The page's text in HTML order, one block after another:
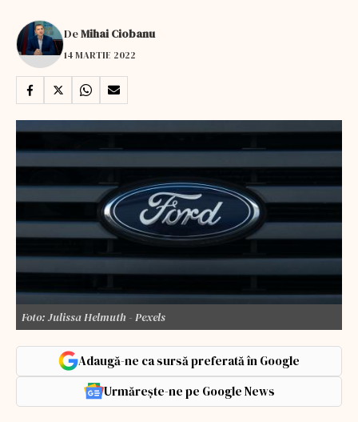
DeMihai Ciobanu
14 MARTIE 2022
Foto: Julissa Helmuth - Pexels
Adaugă-ne ca sursă preferată în Google
Urmărește-ne pe Google News